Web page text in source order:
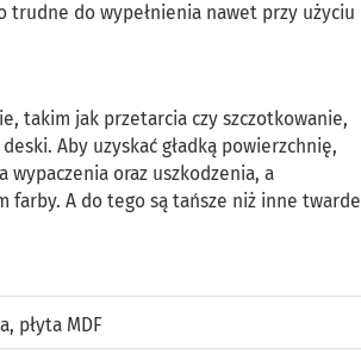
do wypełnienia nawet przy użyciu
takim jak przetarcia czy szczotkowanie,
Aby uzyskać gładką powierzchnię,
oraz uszkodzenia, a
farby. A do tego są tańsze niż inne twarde
, płyta MDF